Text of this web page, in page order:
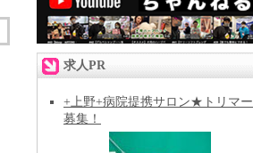
求人PR
+上野+病院提携サロン★トリマー
募集！